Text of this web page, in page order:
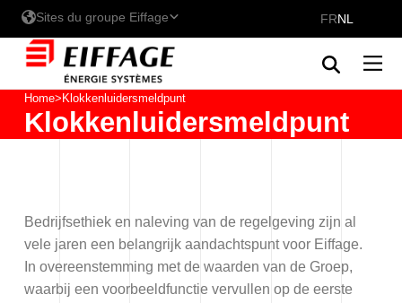
Sites du groupe Eiffage FRNL
De vestigingen van Eiffage
Eiffage Energia Sistemas
Home> Klokkenluidersmeldpunt
Klokkenluidersmeldpunt
Bedrijfsethiek en naleving van de regelgeving zijn al
vele jaren een belangrijk aandachtspunt voor Eiffage.
In overeenstemming met de waarden van de Groep,
waarbij een voorbeeldfunctie vervullen op de eerste